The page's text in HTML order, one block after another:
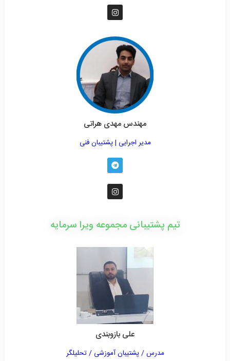
مهندس مهدی هراتی
مدیر اجرایی | پشتیبان فنی
تیم پشتیبانی مجموعه ویرا سرمایه
علی بازوبندی
مدرس / پشتیبان آموزشی / تحلیلگر